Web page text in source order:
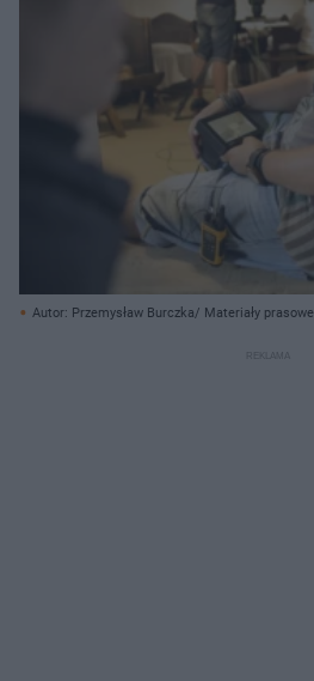
Autor: Przemysław Burczka/ Materiały prasowe